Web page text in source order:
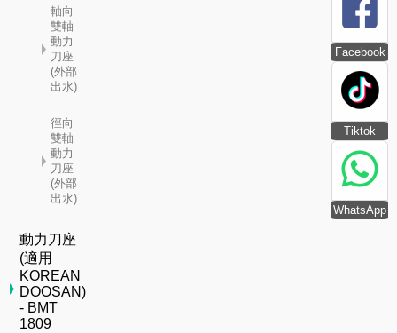
Facebook
Tiktok
WhatsApp
軸向
雙軸
動力
刀座
(外部
出水)
徑向
雙軸
動力
刀座
(外部
出水)
動力刀座
(適用
KOREAN
DOOSAN)
- BMT
1809